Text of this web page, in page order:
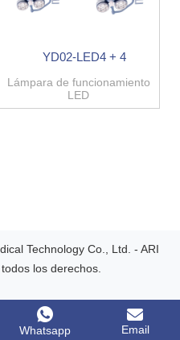
YD02-LED4 + 4
Lámpara de funcionamiento
LED
Technology Co., Ltd. - ARI
los derechos.
Whatsapp Email